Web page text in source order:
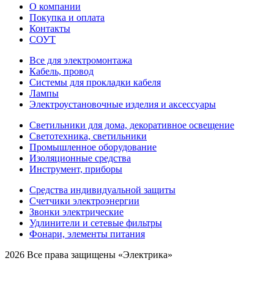
О компании
Покупка и оплата
Контакты
СОУТ
Все для электромонтажа
Кабель, провод
Системы для прокладки кабеля
Лампы
Электроустановочные изделия и аксессуары
Светильники для дома, декоративное освещение
Светотехника, светильники
Промышленное оборудование
Изоляционные средства
Инструмент, приборы
Средства индивидуальной защиты
Счетчики электроэнергии
Звонки электрические
Удлинители и сетевые фильтры
Фонари, элементы питания
2026 Все права защищены «Электрика»